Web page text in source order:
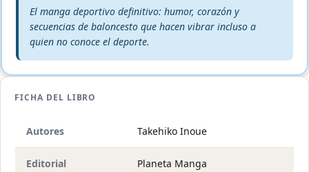
Veredicto editorial:
El manga deportivo definitivo: humor, corazón y
secuencias de baloncesto que hacen vibrar incluso a
quien no conoce el deporte.
FICHA DEL LIBRO
Autores Takehiko Inoue
Editorial Planeta Manga